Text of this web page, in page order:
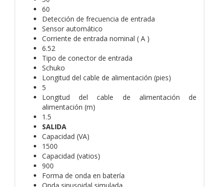
60
Detección de frecuencia de entrada
Sensor automático
Corriente de entrada nominal ( A )
6.52
Tipo de conector de entrada
Schuko
Longitud del cable de alimentación (pies)
5
Longitud del cable de alimentación de
alimentación (m)
1.5
SALIDA
Capacidad (VA)
1500
Capacidad (vatios)
900
Forma de onda en batería
Onda sinusoidal simulada